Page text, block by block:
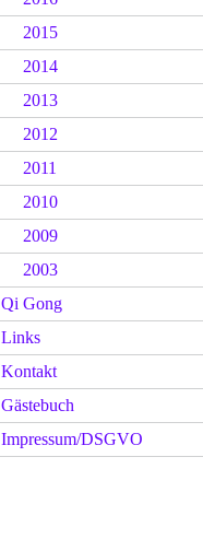
2015
2014
2013
2012
2011
2010
2009
2003
Qi Gong
Links
Kontakt
Gästebuch
Impressum/DSGVO